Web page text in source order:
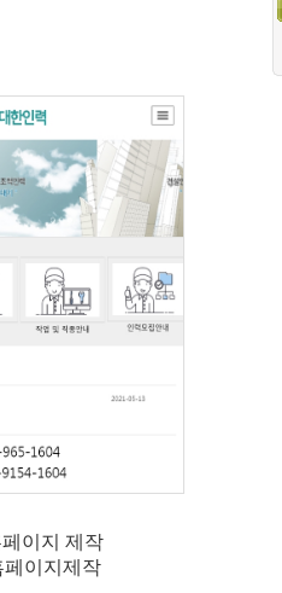
이지 제작
페이지제작